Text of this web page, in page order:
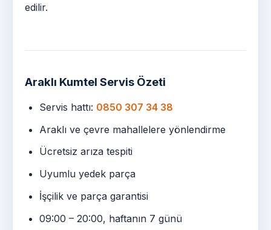
edilir.
Araklı Kumtel Servis Özeti
Servis hattı: 0850 307 34 38
Araklı ve çevre mahallelere yönlendirme
Ücretsiz arıza tespiti
Uyumlu yedek parça
İşçilik ve parça garantisi
09:00 – 20:00, haftanın 7 günü